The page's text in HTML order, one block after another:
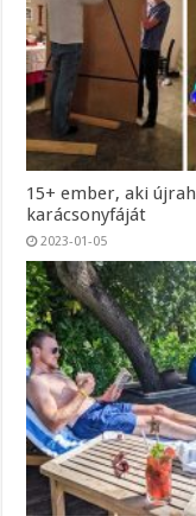
15+ ember, aki
karácsonyfáját
2023-01-05